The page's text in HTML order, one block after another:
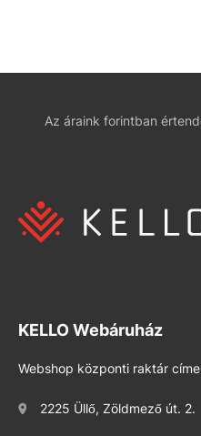
Az áraink forintban
KELLO Webáruház
Webshop központi raktár címe
2225 Üllő, Zöldmező út. 2.